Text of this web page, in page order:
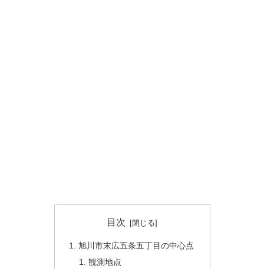
目次
旭川市末広五条五丁目の中心点
観測地点